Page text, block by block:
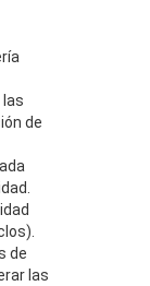
las
de
de
las